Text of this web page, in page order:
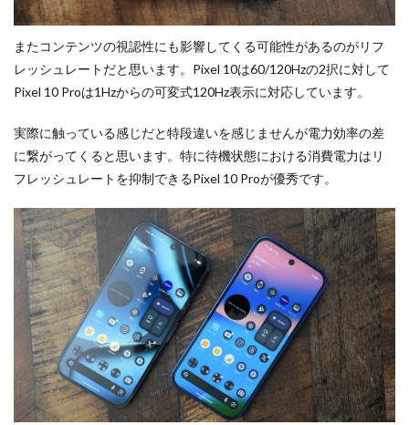
またコンテンツの視認性にも影響してくる可能性があるのがリフ
レッシュレートだと思います。Pixel 10は60/120Hzの2択に対して
Pixel 10 Proは1Hzからの可変式120Hz表示に対応しています。
実際に触っている感じだと特段違いを感じませんが電力効率の差
に繋がってくると思います。特に待機状態における消費電力はリ
フレッシュレートを抑制できるPixel 10 Proが優秀です。